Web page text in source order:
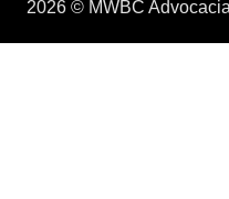
2026 © MWBC